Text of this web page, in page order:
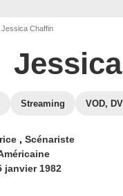
Jessica Chaffin
Streaming VOD,
, Scénariste
janvier 1982